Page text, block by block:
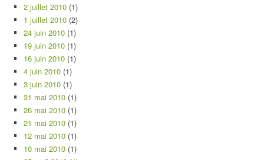
2 juillet 2010 (1)
1 juillet 2010 (2)
24 juin 2010 (1)
19 juin 2010 (1)
16 juin 2010 (1)
4 juin 2010 (1)
3 juin 2010 (1)
31 mai 2010 (1)
26 mai 2010 (1)
21 mai 2010 (1)
12 mai 2010 (1)
10 mai 2010 (1)